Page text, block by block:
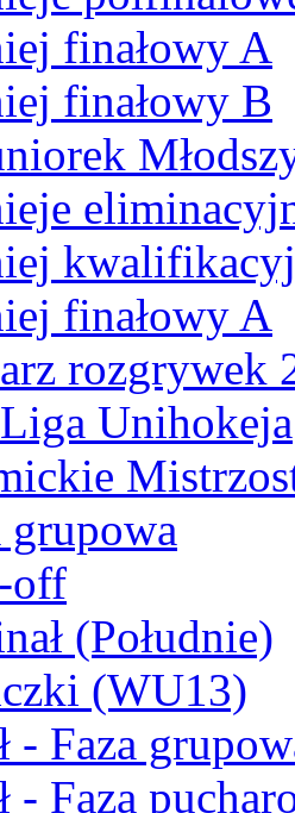
finałowy A
finałowy B
finałowy A
rozgrywek
Unihokeja
grupowa
off
(Południe)
(WU13)
- Faza
- Faza